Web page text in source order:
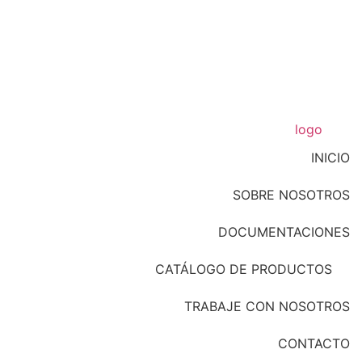
INICIO
SOBRE NOSOTROS
DOCUMENTACIONES
CATÁLOGO DE PRODUCTOS
TRABAJE CON NOSOTROS
CONTACTO